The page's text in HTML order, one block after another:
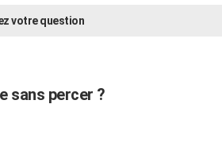
votre question
sans percer ?